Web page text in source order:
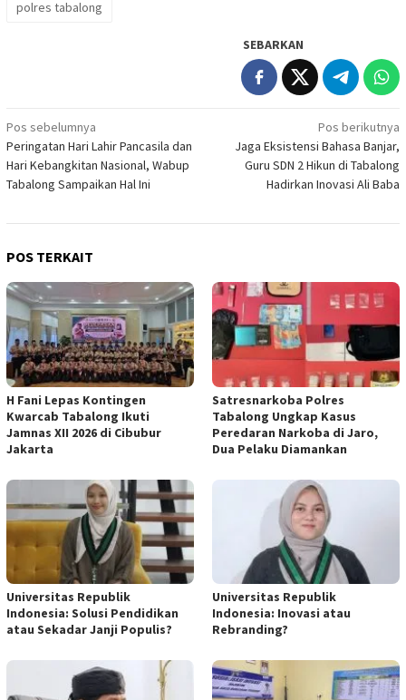
polres tabalong
SEBARKAN
Navigasi
pos
Pos sebelumnya
Peringatan Hari Lahir Pancasila dan
Hari Kebangkitan Nasional, Wabup
Tabalong Sampaikan Hal Ini
Pos berikutnya
Jaga Eksistensi Bahasa Banjar,
Guru SDN 2 Hikun di Tabalong
Hadirkan Inovasi Ali Baba
POS TERKAIT
H Fani Lepas Kontingen
Kwarcab Tabalong Ikuti
Jamnas XII 2026 di Cibubur
Jakarta
Satresnarkoba Polres
Tabalong Ungkap Kasus
Peredaran Narkoba di Jaro,
Dua Pelaku Diamankan
Universitas Republik
Indonesia: Solusi Pendidikan
atau Sekadar Janji Populis?
Universitas Republik
Indonesia: Inovasi atau
Rebranding?